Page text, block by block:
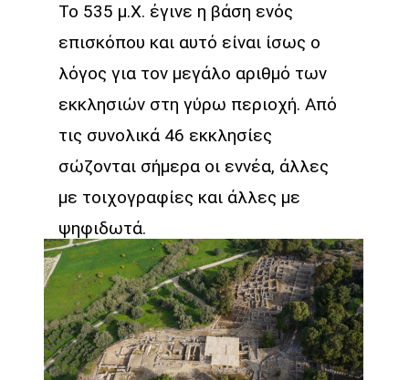
Το 535 μ.Χ. έγινε η βάση ενός
επισκόπου και αυτό είναι ίσως ο
λόγος για τον μεγάλο αριθμό των
εκκλησιών στη γύρω περιοχή. Από
τις συνολικά 46 εκκλησίες
σώζονται σήμερα οι εννέα, άλλες
με τοιχογραφίες και άλλες με
ψηφιδωτά.